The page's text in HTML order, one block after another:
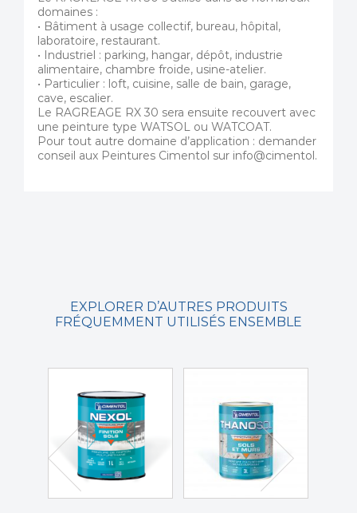
domaines :
• Bâtiment à usage collectif, bureau, hôpital,
laboratoire, restaurant.
• Industriel : parking, hangar, dépôt, industrie
alimentaire, chambre froide, usine-atelier.
• Particulier : loft, cuisine, salle de bain, garage,
cave, escalier.
Le RAGREAGE RX 30 sera ensuite recouvert avec
une peinture type WATSOL ou WATCOAT.
Pour tout autre domaine d’application : demander
conseil aux Peintures Cimentol sur info@cimentol.
EXPLORER D’AUTRES PRODUITS
FRÉQUEMMENT UTILISÉS ENSEMBLE